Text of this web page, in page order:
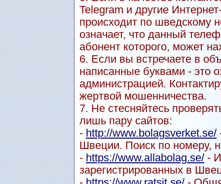
Telegram и другие
происходит по шведскому
означает, что данный
абонент которого, может
6. Если вы встречаете в
написанные буквами - это
администрацией.
жертвой мошенничества.
7. Не стесняйтесь
лишь пару сайтов:
- http://www.bolagsverket.se/
Швеции. Поиск по номеру,
- https://www.allabolag.se/ -
зарегистрированных в